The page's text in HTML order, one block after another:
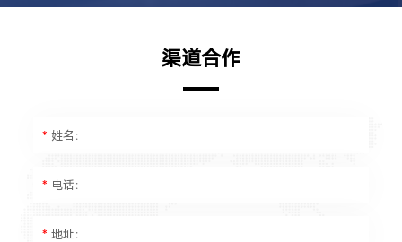
渠道合作
* 姓名：
* 电话：
* 地址：